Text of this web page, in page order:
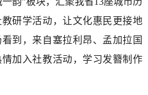
研学活动，让文化惠民更接地
到，来自塞拉利昂、孟加拉国
加入社教活动，学习发簪制作